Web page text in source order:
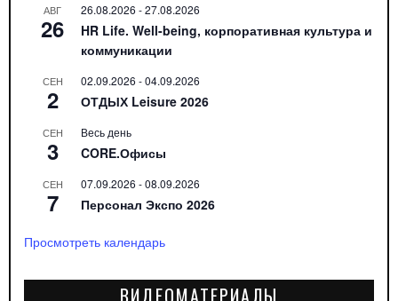
АВГ
26
26.08.2026 -27.08.2026
HR Life. Well-being, корпоративная культура и
коммуникации
СЕН
2
02.09.2026 -04.09.2026
ОТДЫХ Leisure 2026
СЕН
3
Весь день
CORE.Офисы
СЕН
7
07.09.2026 -08.09.2026
Персонал Экспо 2026
Просмотреть календарь
ВИДЕОМАТЕРИАЛЫ